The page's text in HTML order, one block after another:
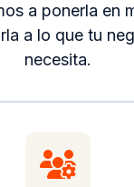
a ponerla en
a lo que tu
necesita.